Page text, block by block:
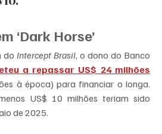
‘Dark Horse’
do Intercept Brasil, o dono do Banco
a repassar US$ 24 milhões
à época) para financiar o longa.
US$ 10 milhões teriam sido
de 2025.